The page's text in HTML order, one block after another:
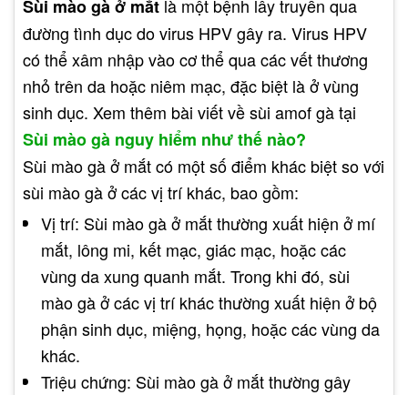
Sùi mào gà ở mắt là một bệnh lây truyền qua
đường tình dục do virus HPV gây ra. Virus HPV
có thể xâm nhập vào cơ thể qua các vết thương
nhỏ trên da hoặc niêm mạc, đặc biệt là ở vùng
sinh dục. Xem thêm bài viết về sùi amof gà tại
Sùi mào gà nguy hiểm như thế nào?
Sùi mào gà ở mắt có một số điểm khác biệt so với
sùi mào gà ở các vị trí khác, bao gồm:
Vị trí: Sùi mào gà ở mắt thường xuất hiện ở mí
mắt, lông mi, kết mạc, giác mạc, hoặc các
vùng da xung quanh mắt. Trong khi đó, sùi
mào gà ở các vị trí khác thường xuất hiện ở bộ
phận sinh dục, miệng, họng, hoặc các vùng da
khác.
Triệu chứng: Sùi mào gà ở mắt thường gây